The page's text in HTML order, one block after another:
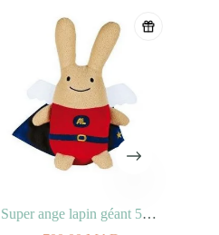
Super ange lapin géant 50 cm